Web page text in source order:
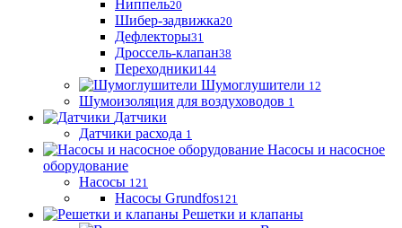
Ниппель20
Шибер-задвижка20
Дефлекторы31
Дроссель-клапан38
Переходники144
Шумоглушители 12
Шумоизоляция для воздуховодов 1
Датчики
Датчики расхода 1
Насосы и насосное
оборудование
Насосы 121
Насосы Grundfos121
Решетки и клапаны